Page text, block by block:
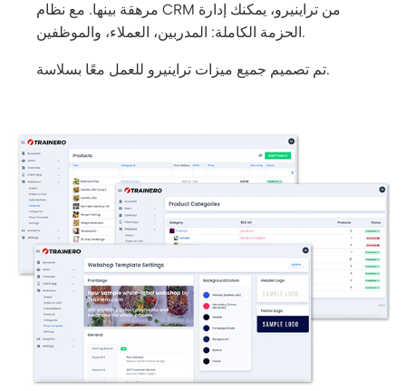
مرهقة بينها. مع نظام CRM من تراينيرو، يمكنك إدارة
الحزمة الكاملة: المدربين، العملاء، والموظفين.
تم تصميم جميع ميزات تراينيرو للعمل معًا بسلاسة.